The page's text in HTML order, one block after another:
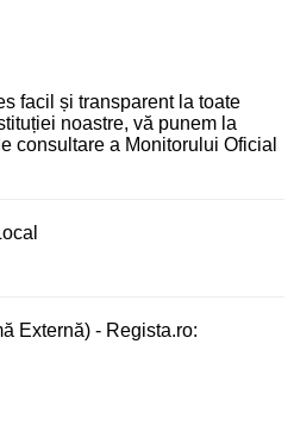
facil și transparent la toate
noastre, vă punem la
consultare a Monitorului Oficial
Externă) - Regista.ro: